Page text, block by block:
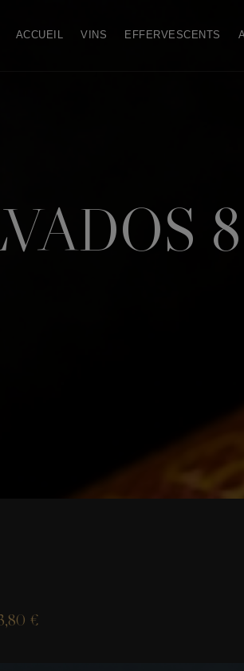
ACCUEIL VINS EFFERVESCENTS
8
€